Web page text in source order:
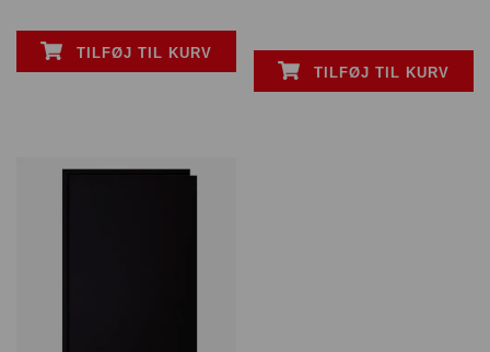
TILFØJ TIL KURV
TILFØJ TIL KURV